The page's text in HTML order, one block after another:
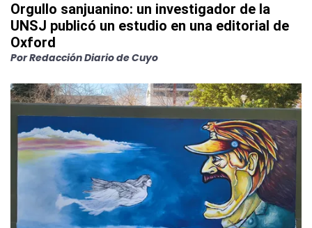
Orgullo sanjuanino: un investigador de la
UNSJ publicó un estudio en una editorial de
Oxford
PorRedacción Diario de Cuyo